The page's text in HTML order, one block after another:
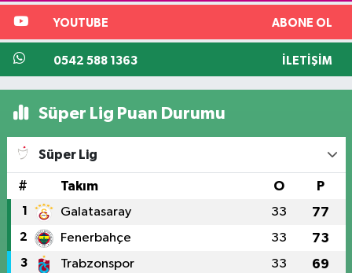
YOUTUBE ABONE OL
0542 588 1363 İLETIŞIM
Süper Lig Puan Durumu
Süper Lig
# Takım O P
1 Galatasaray 33 77
2 Fenerbahçe 33 73
3 Trabzonspor 33 69